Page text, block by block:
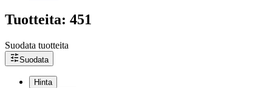
Tuotteita: 451
Suodata tuotteita
Suodata
Hinta